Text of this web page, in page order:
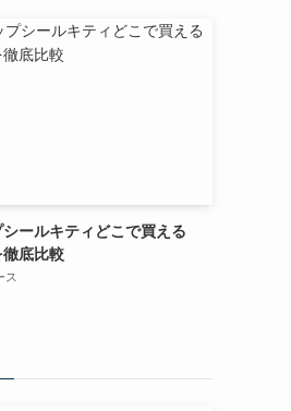
ールキティどこで買える
底比較
ス